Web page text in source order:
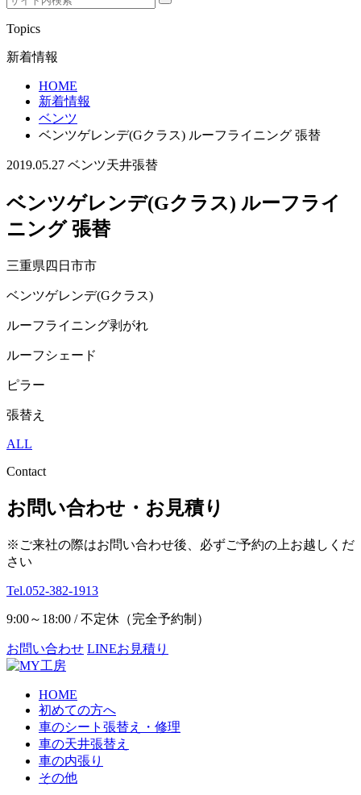
Topics
新着情報
HOME
新着情報
ベンツ
ベンツゲレンデ(Gクラス) ルーフライニング 張替
2019.05.27 ベンツ天井張替
ベンツゲレンデ(Gクラス) ルーフライ
ニング 張替
三重県四日市市
ベンツゲレンデ(Gクラス)
ルーフライニング剥がれ
ルーフシェード
ピラー
張替え
ALL
Contact
お問い合わせ・お見積り
※ご来社の際はお問い合わせ後、必ずご予約の上お越しくだ
さい
Tel.052-382-1913
9:00～18:00 / 不定休（完全予約制）
お問い合わせ LINEお見積り
HOME
初めての方へ
車のシート張替え・修理
車の天井張替え
車の内張り
その他